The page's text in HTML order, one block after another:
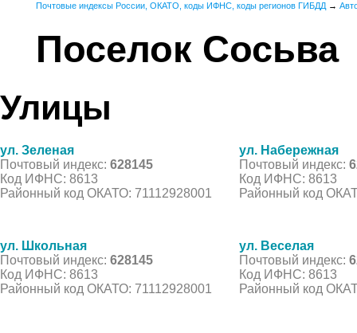
Почтовые индексы России, ОКАТО, коды ИФНС, коды регионов ГИБДД →
Поселок Сосьва
Улицы
ул. Зеленая
Почтовый индекс: 628145
Код ИФНС: 8613
Районный код ОКАТО: 71112928001
ул. Набережная
Почтовый индекс:
Код ИФНС: 8613
Районный код
ул. Школьная
Почтовый индекс: 628145
Код ИФНС: 8613
Районный код ОКАТО: 71112928001
ул. Веселая
Почтовый индекс:
Код ИФНС: 8613
Районный код